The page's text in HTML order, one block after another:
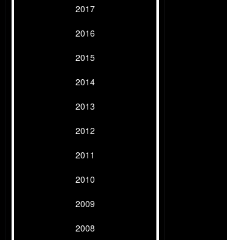
2017
2016
2015
2014
2013
2012
2011
2010
2009
2008